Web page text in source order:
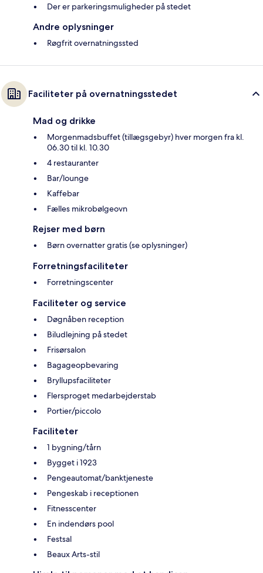
Der er parkeringsmuligheder på stedet
Andre oplysninger
Røgfrit overnatningssted
Faciliteter på overnatningsstedet
Mad og drikke
Morgenmadsbuffet (tillægsgebyr) hver morgen fra kl.
06.30 til kl. 10.30
4 restauranter
Bar/lounge
Kaffebar
Fælles mikrobølgeovn
Rejser med børn
Børn overnatter gratis (se oplysninger)
Forretningsfaciliteter
Forretningscenter
Faciliteter og service
Døgnåben reception
Biludlejning på stedet
Frisørsalon
Bagageopbevaring
Bryllupsfaciliteter
Flersproget medarbejderstab
Portier/piccolo
Faciliteter
1 bygning/tårn
Bygget i 1923
Pengeautomat/banktjeneste
Pengeskab i receptionen
Fitnesscenter
En indendørs pool
Festsal
Beaux Arts-stil